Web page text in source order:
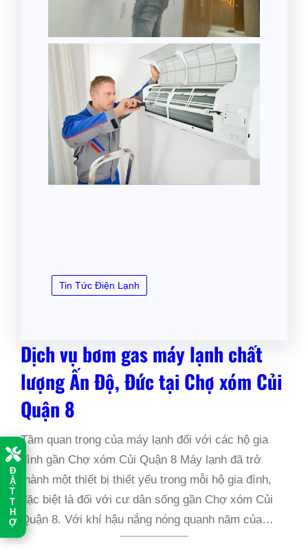
Đ
Ặ
T
T
H
Ợ
Tin Tức Điện Lạnh
Dịch vụ bơm gas máy lạnh chất
lượng Ấn Độ, Đức tại Chợ xóm Củi
Quận 8
Tầm quan trọng của máy lạnh đối với các hộ gia
đình gần Chợ xóm Củi Quận 8 Máy lạnh đã trở
thành một thiết bị thiết yếu trong mỗi hộ gia đình,
đặc biệt là đối với cư dân sống gần Chợ xóm Củi
Quận 8. Với khí hậu nắng nóng quanh năm của…